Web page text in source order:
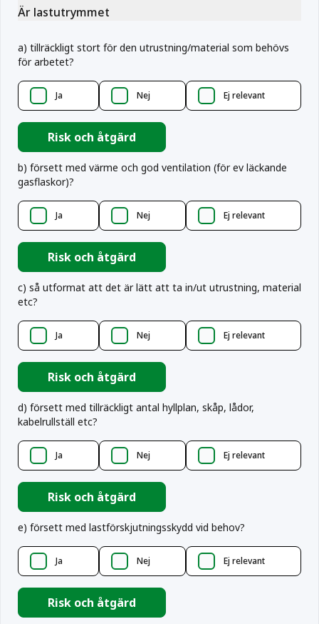
Är lastutrymmet
a) tillräckligt stort för den utrustning/material som behövs
för arbetet?
Ja Nej Ej relevant
Risk och åtgärd
b) försett med värme och god ventilation (för ev läckande
gasflaskor)?
Ja Nej Ej relevant
Risk och åtgärd
c) så utformat att det är lätt att ta in/ut utrustning, material
etc?
Ja Nej Ej relevant
Risk och åtgärd
d) försett med tillräckligt antal hyllplan, skåp, lådor,
kabelrullställ etc?
Ja Nej Ej relevant
Risk och åtgärd
e) försett med lastförskjutningsskydd vid behov?
Ja Nej Ej relevant
Risk och åtgärd